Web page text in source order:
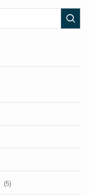
(5)